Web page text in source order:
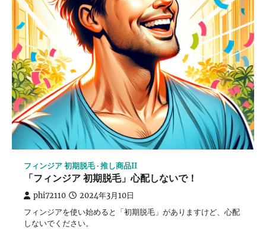
フィンジア 初期脱毛 推し商品II
「フィンジア 初期脱毛」心配しないで！
phi72110 2024年3月10日
フィンジアを使い始めると「初期脱毛」がありますけど、心配
しないでください。